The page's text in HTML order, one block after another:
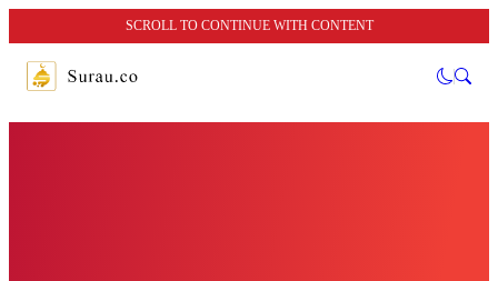
SCROLL TO CONTINUE WITH CONTENT